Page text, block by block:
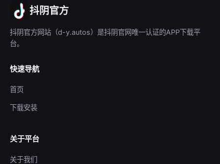
抖阴官方
抖阴官方网站（d-y.autos）是抖阴官网唯一认证的APP下载平
台。
快速导航
首页
下载安装
关于平台
关于我们